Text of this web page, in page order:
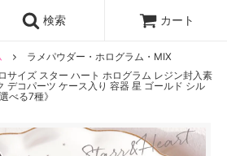
検索 カート
ラメパウダー・ホログラム・MIX
イズ スター ハート ホログラム レジン封入素
デコパーツ ケース入り 容器 星 ゴールド シル
べる7種》